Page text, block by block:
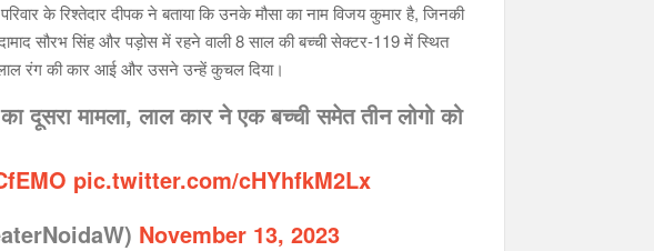
के रिश्तेदार दीपक ने बताया कि उनके मौसा का नाम विजय कुमार है, जिनकी
सौरभ सिंह और पड़ोस में रहने वाली 8 साल की बच्ची सेक्टर-119 में स्थित
रंग की कार आई और उसने उन्हें कुचल दिया।
दूसरा मामला, लाल कार ने एक बच्ची समेत तीन लोगो को
pic.twitter.com/cHYhfkM2Lx
November 13, 2023